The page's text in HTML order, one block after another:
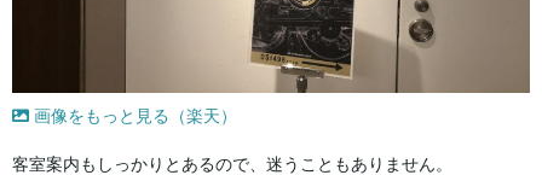
画像をもっと見る（楽天）
客室案内もしっかりとあるので、迷うこともありません。